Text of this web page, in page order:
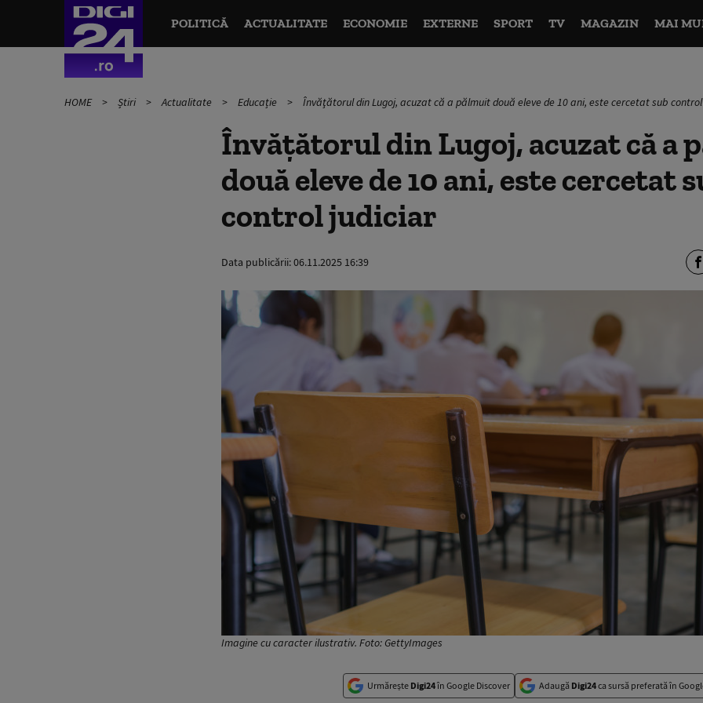
POLITICĂ ACTUALITATE ECONOMIE EXTERNE SPORT TV MAGAZIN MAI
HOME Știri Actualitate Educație Învăţătorul din Lugoj, acuzat că a pălmuit două eleve de 10 ani, este cercetat sub
Învăţătorul din Lugoj, acuzat că a
două eleve de 10 ani, este cercetat
control judiciar
Data publicării:06.11.2025 16:39
Imagine cu caracter ilustrativ. Foto: GettyImages
Urmărește Digi24în Google Discover Adaugă Digi24ca sursă preferată în